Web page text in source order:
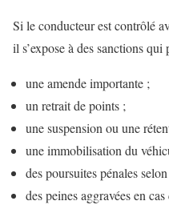
Si le conducteur est contrôlé
il s’expose à des sanctions
une amende importante ;
un retrait de points ;
une suspension ou une
une immobilisation du
des poursuites pénales
des peines aggravées en